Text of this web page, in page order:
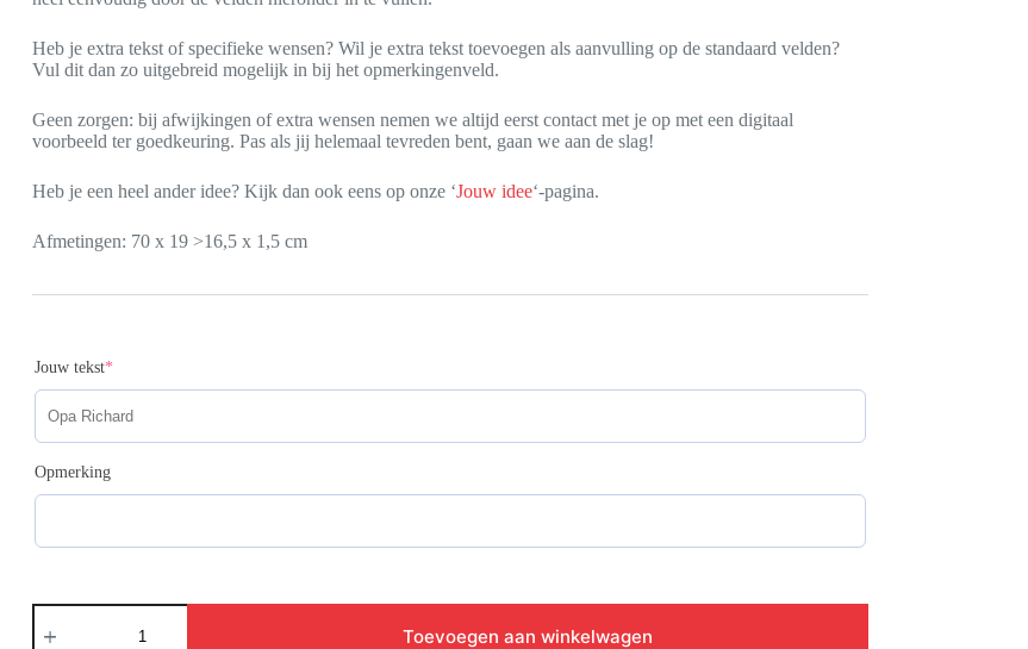
Heb je extra tekst of specifieke wensen? Wil je extra tekst toevoegen als aanvulling op de standaard velden?
Vul dit dan zo uitgebreid mogelijk in bij het opmerkingenveld.
Geen zorgen: bij afwijkingen of extra wensen nemen we altijd eerst contact met je op met een digitaal
voorbeeld ter goedkeuring. Pas als jij helemaal tevreden bent, gaan we aan de slag!
Heb je een heel ander idee? Kijk dan ook eens op onze ‘Jouw idee‘-pagina.
Afmetingen: 70 x 19 >16,5 x 1,5 cm
Jouw tekst*(required)
Opmerking
BBQ-
plank
Toevoegen aan winkelwagen